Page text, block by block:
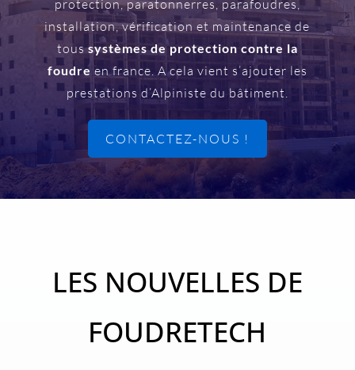
protection, paratonnerres, parafoudres,
installation, vérification et maintenance de
toussystèmes de protection contre la
foudre en france. A cela vient s’ajouter les
prestations d’Alpiniste du bâtiment.
CONTACTEZ-NOUS !
LES NOUVELLES DE
FOUDRETECH